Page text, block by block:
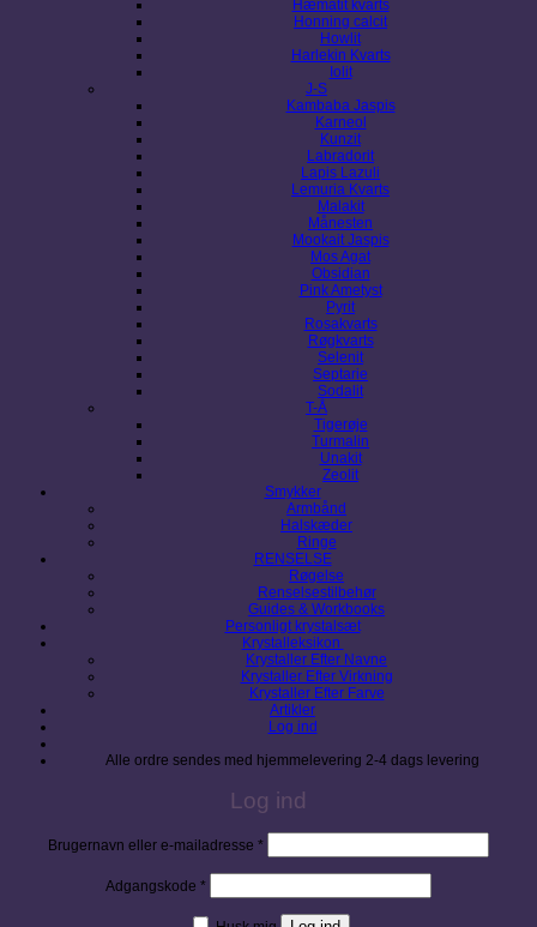
Hæmatit kvarts
Honning calcit
Howlit
Harlekin Kvarts
Iolit
J-S
Kambaba Jaspis
Karneol
Kunzit
Labradorit
Lapis Lazuli
Lemuria Kvarts
Malakit
Månesten
Mookait Jaspis
Mos Agat
Obsidian
Pink Ametyst
Pyrit
Rosakvarts
Røgkvarts
Selenit
Septarie
Sodalit
T-Å
Tigerøje
Turmalin
Unakit
Zeolit
Smykker
Armbånd
Halskæder
Ringe
RENSELSE
Røgelse
Renselsestilbehør
Guides & Workbooks
Personligt krystalsæt
Krystalleksikon
Krystaller Efter Navne
Krystaller Efter Virkning
Krystaller Efter Farve
Artikler
Log ind
Alle ordre sendes med hjemmelevering 2-4 dags levering
Log ind
Brugernavn eller e-mailadresse *Påkrævet
Adgangskode *Påkrævet